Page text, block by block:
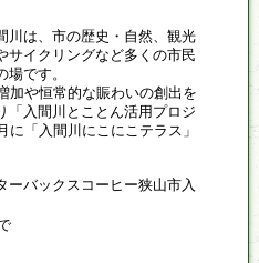
川は、市の歴史・自然、観光
サイクリングなど多くの市民
です。
加や恒常的な賑わいの創出を
「入間川とことん活用プロジ
に「入間川にこにこテラス」
ーバックスコーヒー狭山市入